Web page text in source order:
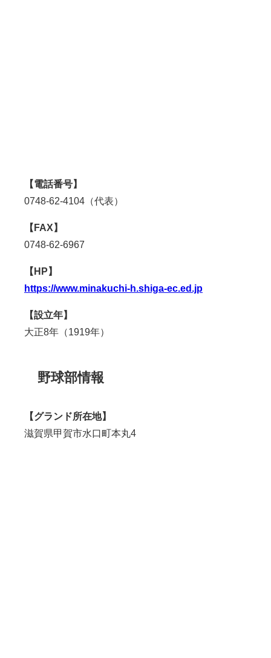
【電話番号】
0748-62-4104（代表）
【FAX】
0748-62-6967
【HP】
https://www.minakuchi-h.shiga-ec.ed.jp
【設立年】
大正8年（1919年）
野球部情報
【グランド所在地】
滋賀県甲賀市水口町本丸4